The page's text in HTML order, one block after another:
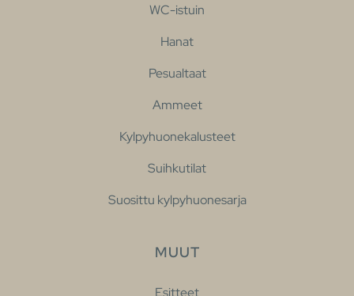
WC-istuin
Hanat
Pesualtaat
Ammeet
Kylpyhuonekalusteet
Suihkutilat
Suosittu kylpyhuonesarja
MUUT
Esitteet